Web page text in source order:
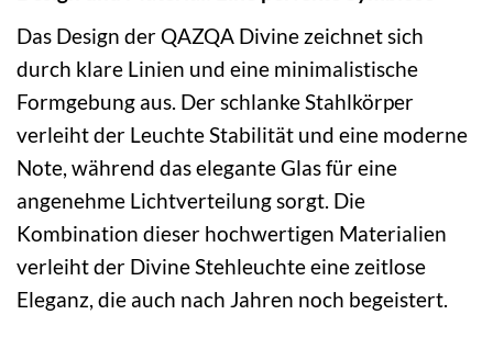
Das Design der QAZQA Divine zeichnet sich
durch klare Linien und eine minimalistische
Formgebung aus. Der schlanke Stahlkörper
verleiht der Leuchte Stabilität und eine moderne
Note, während das elegante Glas für eine
angenehme Lichtverteilung sorgt. Die
Kombination dieser hochwertigen Materialien
verleiht der Divine Stehleuchte eine zeitlose
Eleganz, die auch nach Jahren noch begeistert.